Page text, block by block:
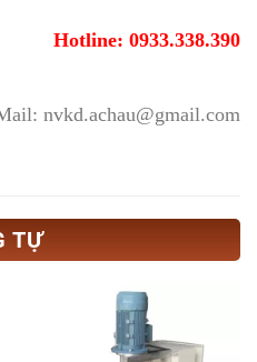
Hotline: 0933.338.390
nvkd.achau@gmail.com
TỰ